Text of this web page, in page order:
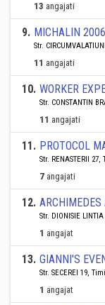
13 angajati
9. MICHALIN
Str.
11 angajati
10. WORKER
Str. CONSTANTIN
11 angajati
11. PROTOCOL
Str. RENASTERII
7 angajati
12. ARCHIMEDES
Str. DIONISIE
1 angajat
13. GIANNI'S
Str. SECEREI 19,
1 angajat